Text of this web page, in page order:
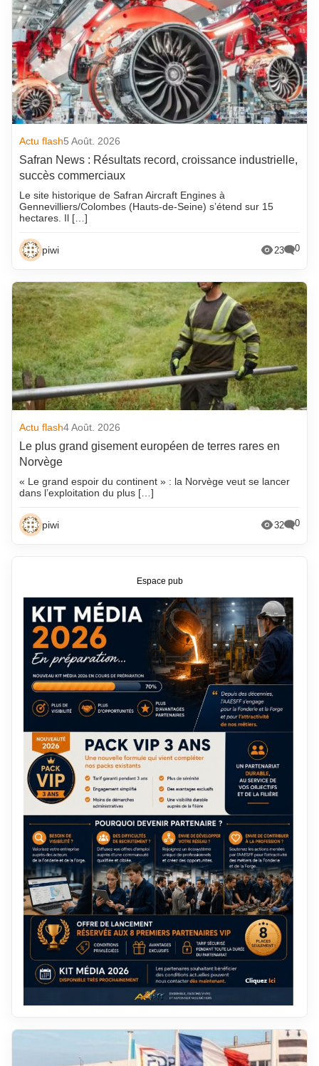
Actu flash5 Août. 2026
Safran News : Résultats record, croissance industrielle,
succès commerciaux
Le site historique de Safran Aircraft Engines à
Gennevilliers/Colombes (Hauts-de-Seine) s’étend sur 15
hectares. Il […]
piwi 23 0
Actu flash4 Août. 2026
Le plus grand gisement européen de terres rares en
Norvège
« Le grand espoir du continent » : la Norvège veut se lancer
dans l’exploitation du plus […]
piwi 32 0
Espace pub